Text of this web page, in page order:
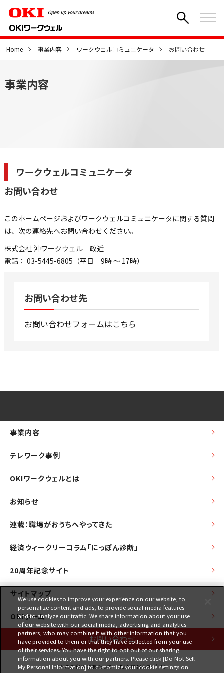
Home 事業内容 ワークウェルコミュニケータ お問い合わせ
事業内容
ワークウェルコミュニケータ
お問い合わせ
このホームページおよびワークウェルコミュニケータに関する質問
は、次の連絡先へお問い合わせください。
株式会社 沖ワークウェル 政近
電話： 03-5445-6805（平日 9時 ～ 17時）
お問い合わせ先
お問い合わせフォームはこちら
事業内容
テレワーク事例
OKIワークウェルとは
お知らせ
連載：職場がおうちへやってきた
経済ウィークリーコラム「にっぽん診断」
20周年記念サイト
サイトマップ
OKIホーム
お問い合わせ
サイトのご利用にあたって 個人情報保護ポリシー
We use cookies to improve your experience on our website, to
personalize content and ads, to provide social media features
and to analyze our traffic. We share information about your use
of our website with our social media, advertising and analytics
partners, who may combine it with other information that you
have provided to them or that they have collected from your use
of their services. You have the right to opt out of our sharing
information about you with our partners. Please click [Do Not Sell
My Personal Information] to customize your cookie settings on